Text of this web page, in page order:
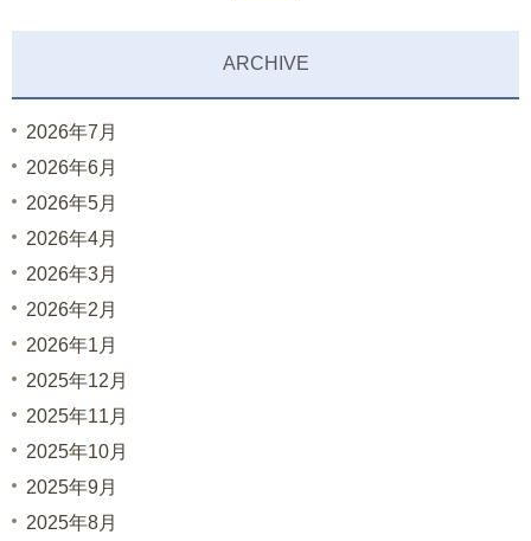
ARCHIVE
2026年7月
2026年6月
2026年5月
2026年4月
2026年3月
2026年2月
2026年1月
2025年12月
2025年11月
2025年10月
2025年9月
2025年8月